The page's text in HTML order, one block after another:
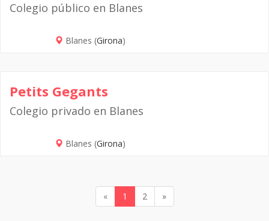
Colegio público en Blanes
Blanes (Girona)
Petits Gegants
Colegio privado en Blanes
Blanes (Girona)
« 1 2 »